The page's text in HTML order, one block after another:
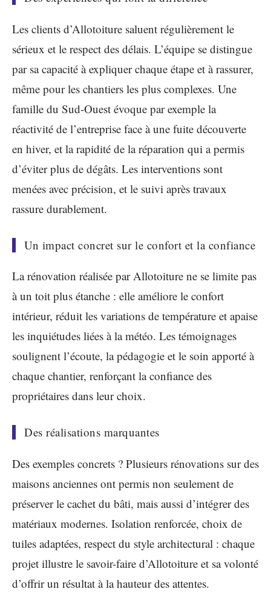
Les clients d’Allotoiture saluent régulièrement le
sérieux et le respect des délais. L’équipe se distingue
par sa capacité à expliquer chaque étape et à rassurer,
même pour les chantiers les plus complexes. Une
famille du Sud-Ouest évoque par exemple la
réactivité de l’entreprise face à une fuite découverte
en hiver, et la rapidité de la réparation qui a permis
d’éviter plus de dégâts. Les interventions sont
menées avec précision, et le suivi après travaux
rassure durablement.
Un impact concret sur le confort et la confiance
La rénovation réalisée par Allotoiture ne se limite pas
à un toit plus étanche : elle améliore le confort
intérieur, réduit les variations de température et apaise
les inquiétudes liées à la météo. Les témoignages
soulignent l’écoute, la pédagogie et le soin apporté à
chaque chantier, renforçant la confiance des
propriétaires dans leur choix.
Des réalisations marquantes
Des exemples concrets ? Plusieurs rénovations sur des
maisons anciennes ont permis non seulement de
préserver le cachet du bâti, mais aussi d’intégrer des
matériaux modernes. Isolation renforcée, choix de
tuiles adaptées, respect du style architectural : chaque
projet illustre le savoir-faire d’Allotoiture et sa volonté
d’offrir un résultat à la hauteur des attentes.